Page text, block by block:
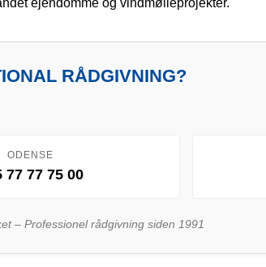
RÅDGIVNING?
ODENSE
77 77 75 00
– Professionel rådgivning siden 1991